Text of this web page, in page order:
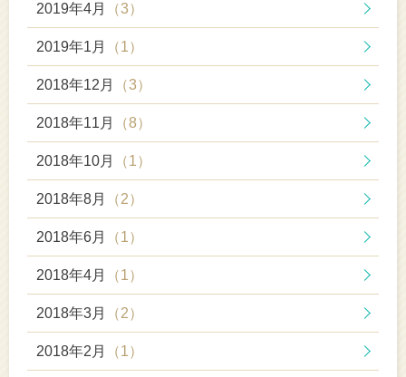
2019年4月 （3）
2019年1月 （1）
2018年12月 （3）
2018年11月 （8）
2018年10月 （1）
2018年8月 （2）
2018年6月 （1）
2018年4月 （1）
2018年3月 （2）
2018年2月 （1）